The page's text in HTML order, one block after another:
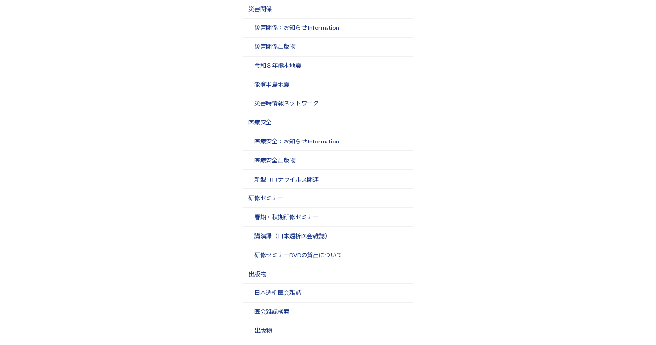
災害関係
災害関係：お知らせ Information
災害関係出版物
令和８年熊本地震
能登半島地震
災害時情報ネットワーク
医療安全
医療安全：お知らせ Information
医療安全出版物
新型コロナウイルス関連
研修セミナー
春期・秋期研修セミナー
講演録（日本透析医会雑誌）
研修セミナーDVDの貸出について
出版物
日本透析医会雑誌
医会雑誌検索
出版物